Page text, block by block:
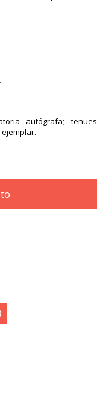
autógrafa; tenues